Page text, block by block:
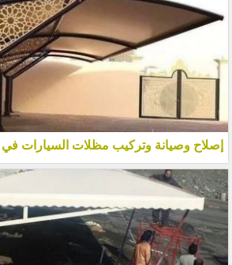
إصلاح وصيانة وتركيب مظلات السيارات